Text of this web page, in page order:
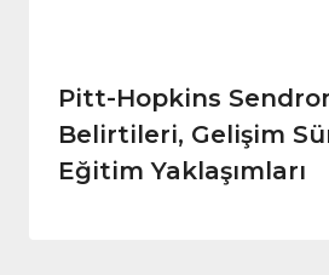
Pitt-Hopkins
Belirtileri, Gelişim
Eğitim Yaklaşımları